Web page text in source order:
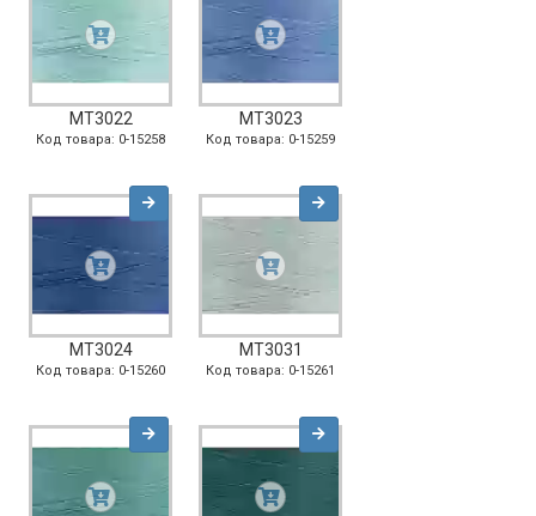
MT3022
Код товара: 0-15258
MT3023
Код товара: 0-15259
MT3024
Код товара: 0-15260
MT3031
Код товара: 0-15261